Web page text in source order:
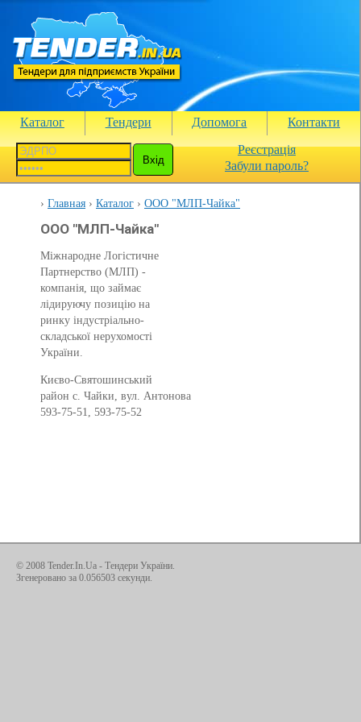
Каталог Тендери Допомога
Контакти
Реєстрація
Забули пароль?
Главная Каталог ООО "МЛП-Чайка"
ООО "МЛП-Чайка"
Міжнародне Логістичне
Партнерство (МЛП) -
компанія, що займає
лідируючу позицію на
ринку індустріально-
складської нерухомості
України.
Києво-Святошинський
район с. Чайки, вул. Антонова
593-75-51, 593-75-52
© 2008 Tender.In.Ua - Тендери України.
Згенеровано за 0.056503 секунди.